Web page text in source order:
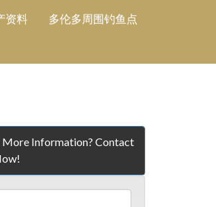
资料
多伦多周围钓鱼点
More Information? Contact